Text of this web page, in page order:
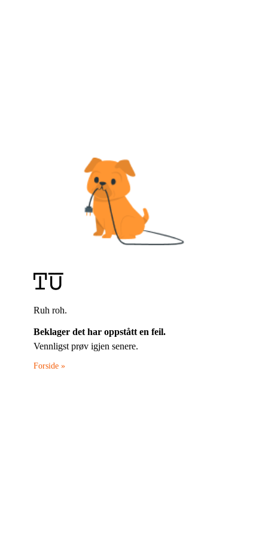
Ruh roh.
Beklager det har oppstått en feil.
Vennligst prøv igjen senere.
Forside »